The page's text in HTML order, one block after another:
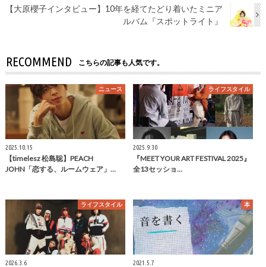
【大原櫻子インタビュー】10年を経てたどり着いたミニア
ルバム『スポットライト』
RECOMMEND こちらの記事も人気です。
ニュース
2025.10.15
【timelesz 松島聡】PEACH
JOHN「恋する、ルームウェア」…
ライフスタイル
2025.9.30
『MEET YOUR ART FESTIVAL 2025』
全13セッショ…
ライフスタイル
2026.3.6
本
2021.5.7